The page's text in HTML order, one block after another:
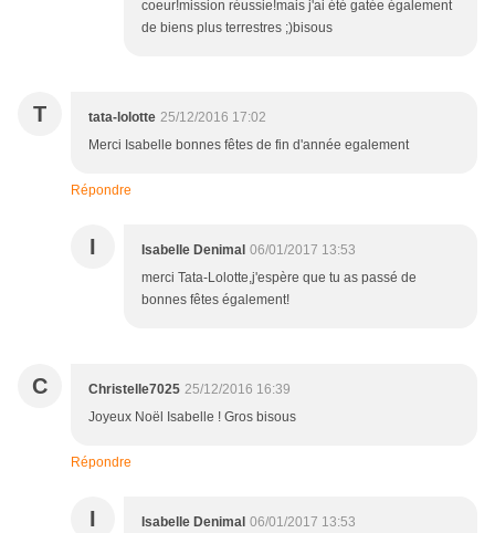
coeur!mission réussie!mais j'ai été gatée également
de biens plus terrestres ;)bisous
T tata-lolotte 25/12/2016 17:02
Merci Isabelle bonnes fêtes de fin d'année egalement
Répondre
I Isabelle Denimal 06/01/2017 13:53
merci Tata-Lolotte,j'espère que tu as passé de
bonnes fêtes également!
C Christelle7025 25/12/2016 16:39
Joyeux Noël Isabelle ! Gros bisous
Répondre
I Isabelle Denimal 06/01/2017 13:53